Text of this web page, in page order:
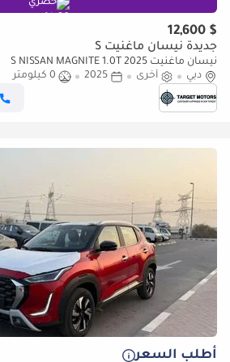
حصري
$ 12,600
جديدة نيسان ماغنيت S
نيسان ماغنيت S NISSAN MAGNITE 1.0T 2025
دبي
أخرى 2025
0 كيلومتر
أطلب السعر